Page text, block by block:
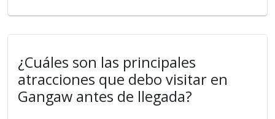
¿Cuáles son las principales
atracciones que debo visitar en
Gangaw antes de llegada?